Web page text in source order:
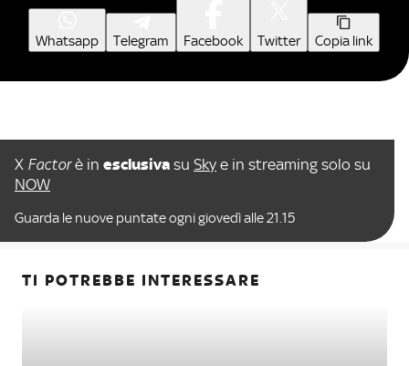
Whatsapp Telegram Facebook Twitter Copia link
X Factorè in esclusiva su Sky e in streaming solo su
NOW
Guarda le nuove puntate ogni giovedì alle 21.15
TI POTREBBE INTERESSARE